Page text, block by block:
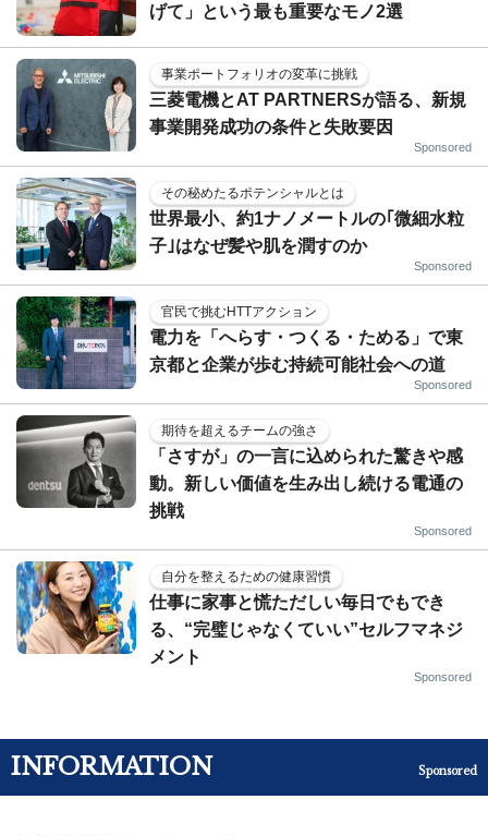
げて」という最も重要なモノ2選
事業ポートフォリオの変革に挑戦
三菱電機とAT PARTNERSが語る、新規
事業開発成功の条件と失敗要因
Sponsored
その秘めたるポテンシャルとは
世界最小、約1ナノメートルの｢微細水粒
子｣はなぜ髪や肌を潤すのか
Sponsored
官民で挑むHTTアクション
電力を「へらす・つくる・ためる」で東
京都と企業が歩む持続可能社会への道
Sponsored
期待を超えるチームの強さ
「さすが」の一言に込められた驚きや感
動。新しい価値を生み出し続ける電通の
挑戦
Sponsored
自分を整えるための健康習慣
仕事に家事と慌ただしい毎日でもでき
る、“完璧じゃなくていい”セルフマネジ
メント
Sponsored
INFORMATION Sponsored